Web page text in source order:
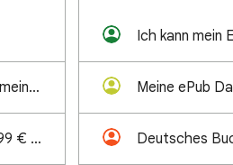
kann die Ausweiss App Bund nicht auf meinen PC instalieren nur für anderre Geräte wird mir angezeie
Mir wrd 3 x im Monat der Betra von 8.99 € abgebucht. Warum? Für welche Diensleistungng
Ich kann mein
Deutsches